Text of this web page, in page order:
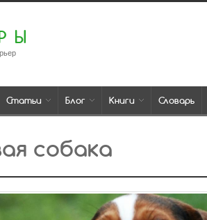
Статьи Блог Книги Словарь
собака